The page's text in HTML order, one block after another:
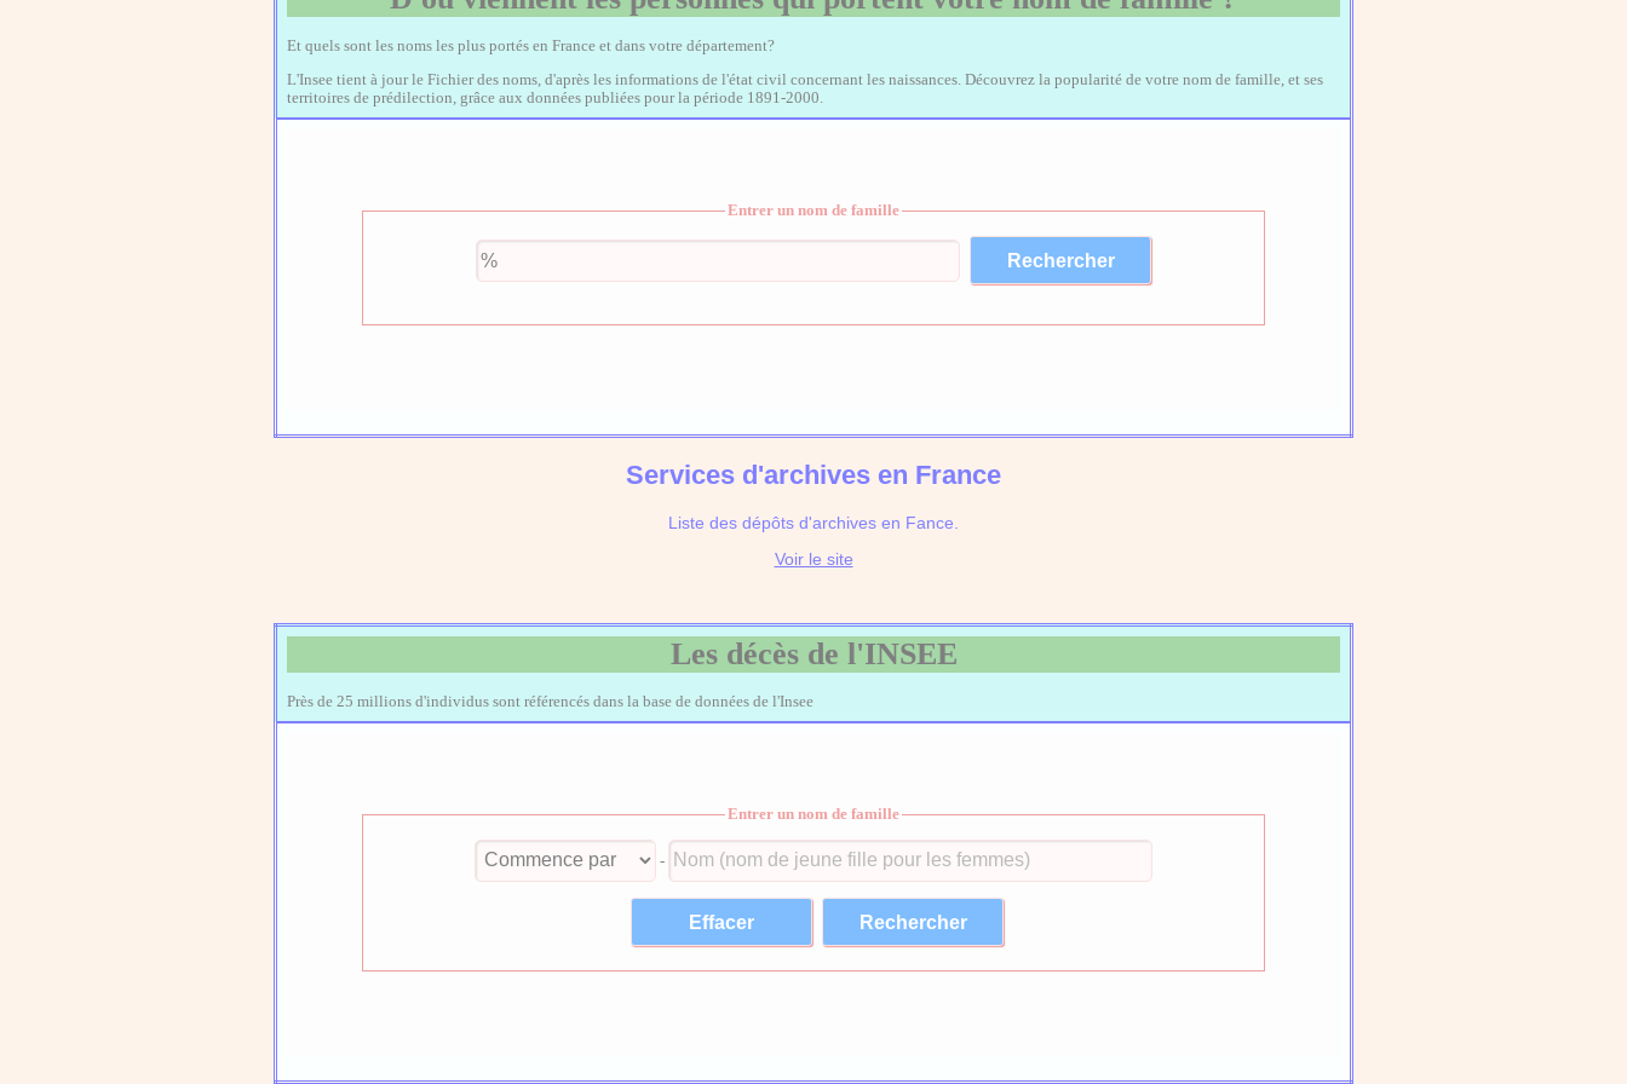
Et quels sont les noms les plus portés en France et dans votre département?
L'Insee tient à jour le Fichier des noms, d'après les informations de l'état civil concernant les naissances. Découvrez la popularité de votre nom de famille, et ses
territoires de prédilection, grâce aux données publiées pour la période 1891-2000.
Entrer un nom de famille
Services d'archives en France
Liste des dépôts d'archives en Fance.
Voir le site
Les décès de l'INSEE
Près de 25 millions d'individus sont référencés dans la base de données de l'Insee
Entrer un nom de famille
-